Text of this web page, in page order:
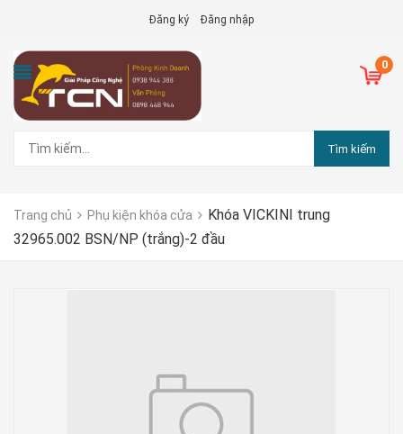
Đăng ký Đăng nhập
0
Tìm kiếm
Trang chủ Phụ kiện khóa cửa
Khóa VICKINI trung
32965.002 BSN/NP (trắng)-2 đầu